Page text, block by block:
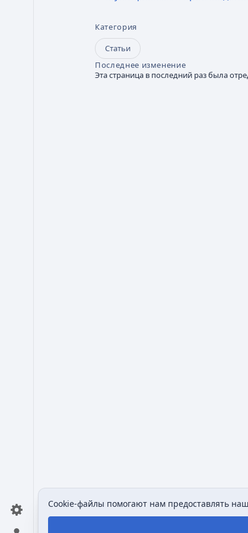
Категория
Статьи
Последнее изменение
Эта страница в последний раз была
Cookie-файлы помогают нам предоставлять